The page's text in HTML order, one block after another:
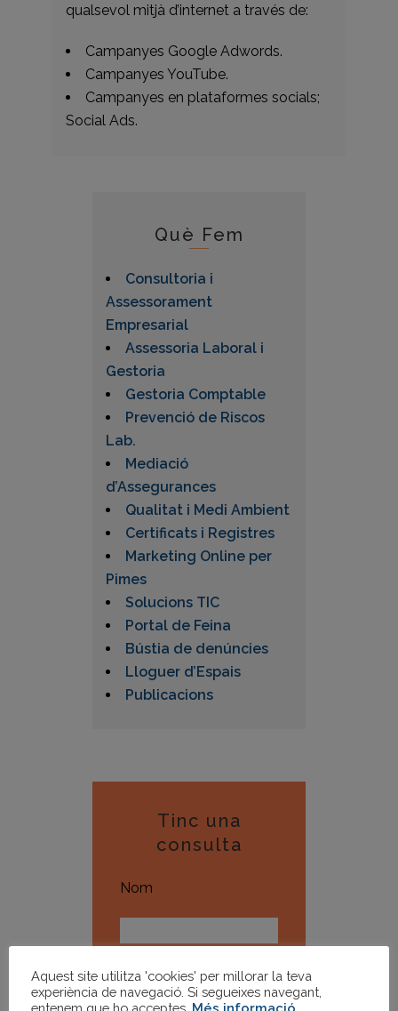
qualsevol mitjà d’internet a través de:
Campanyes Google Adwords.
Campanyes YouTube.
Campanyes en plataformes socials;
Social Ads.
Què Fem
Consultoria i
Assessorament
Empresarial
Assessoria Laboral i
Gestoria
Gestoria Comptable
Prevenció de Riscos
Lab.
Mediació
d’Assegurances
Qualitat i Medi Ambient
Certificats i Registres
Marketing Online per
Pimes
Solucions TIC
Portal de Feina
Bústia de denúncies
Lloguer d’Espais
Publicacions
Tinc una
consulta
Nom
Email
Aquest site utilitza 'cookies' per millorar la teva
experiència de navegació. Si segueixes navegant,
entenem que ho acceptes. Més informació